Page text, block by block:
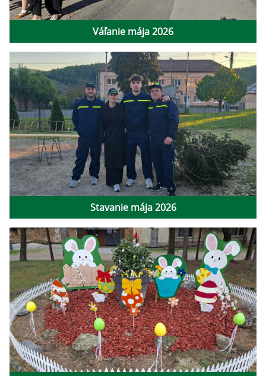
Váľanie mája 2026
Stavanie mája 2026